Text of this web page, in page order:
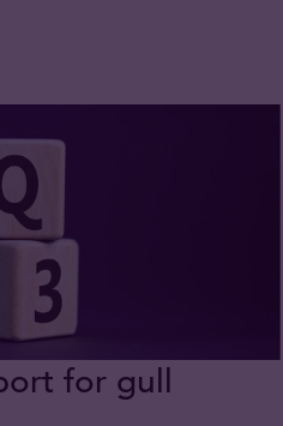
for gull